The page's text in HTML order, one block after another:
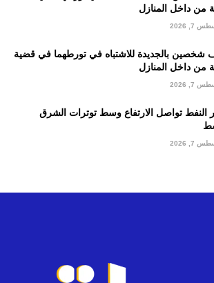
من داخل المنازل
7, 2026
شخصين بالجديدة للاشتباه في تورطهما في قضية
من داخل المنازل
7, 2026
النفط تواصل الارتفاع وسط توترات الشرق
7, 2026